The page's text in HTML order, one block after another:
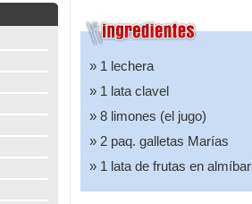
1 lechera
1 lata clavel
8 limones (el jugo)
2 paq. galletas Marías
1 lata de frutas en almíbar